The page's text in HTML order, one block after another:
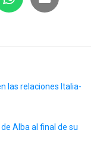
las relaciones Italia-
Alba al final de su